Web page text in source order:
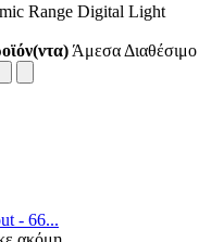
Range Digital Light
Άμεσα Διαθέσιμο
- 66...